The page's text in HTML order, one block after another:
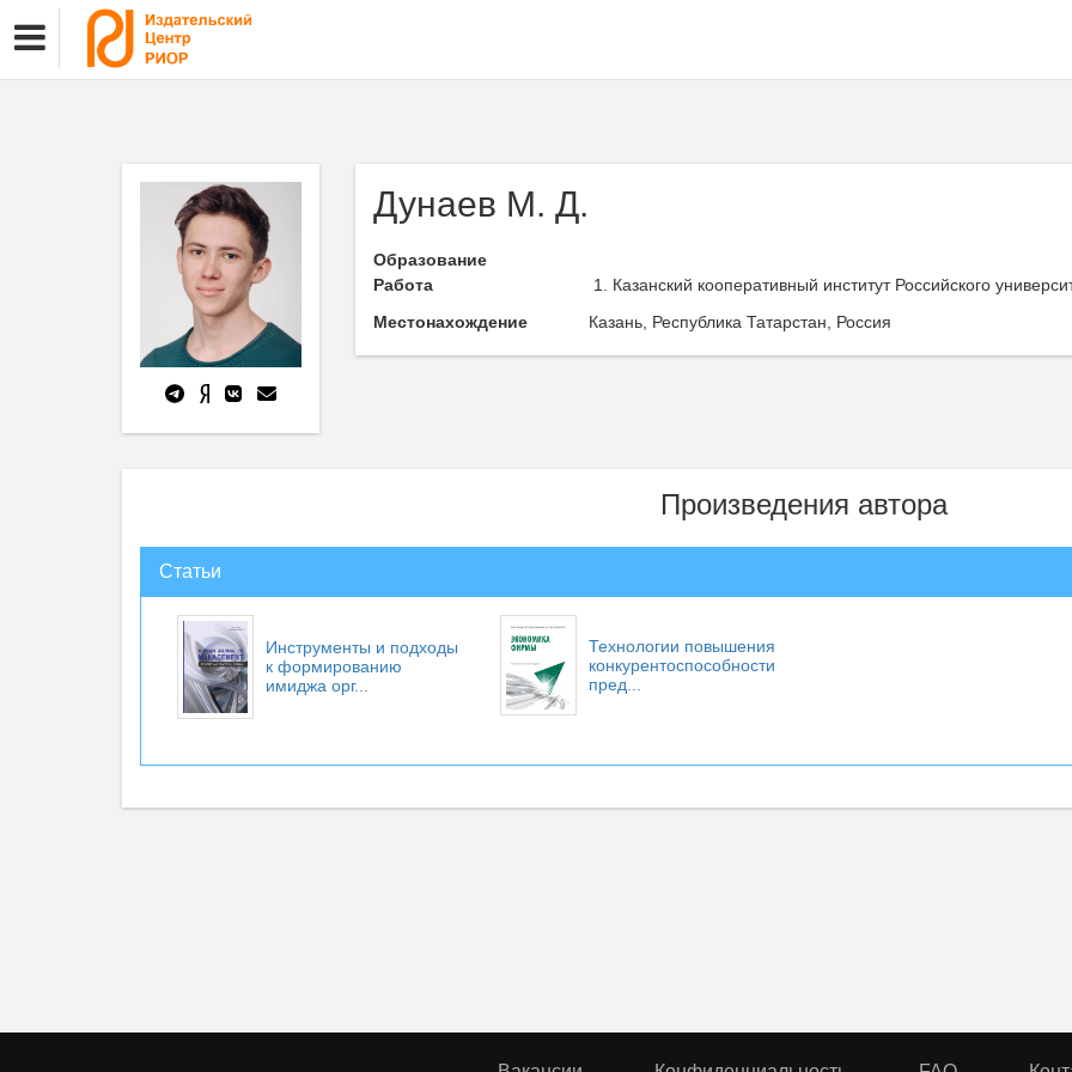
Дунаев М. Д.
Образование
Работа
Казанский кооперативный институт Российского
Местонахождение
Казань, Республика Татарстан, Россия
Произведения автора
Статьи
Инструменты и подходы
к формированию
имиджа орг...
Технологии повышения
конкурентоспособности
пред...